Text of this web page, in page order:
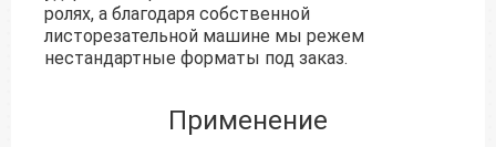
ролях, а благодаря собственной
листорезательной машине мы режем
нестандартные форматы под заказ.
Применение